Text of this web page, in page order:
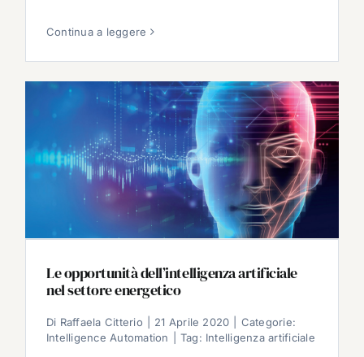
Continua a leggere
Le opportunità dell’intelligenza artificiale
nel settore energetico
Di Raffaela Citterio 21 Aprile 2020
Categorie:
Intelligence Automation
Tag: Intelligenza artificiale